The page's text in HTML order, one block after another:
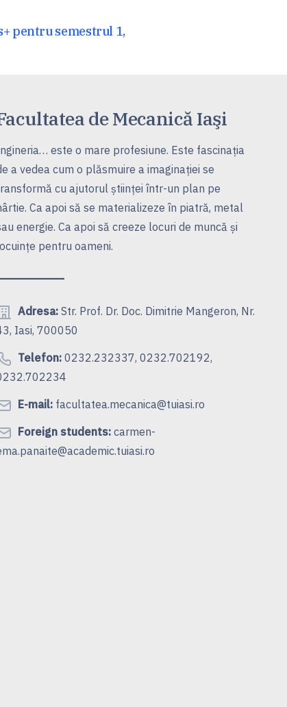
pentru semestrul 1,
de Mecanică Iaşi
este o mare profesiune. Este fascinaţia
a vedea cum o plăsmuire a imaginaţiei se
cu ajutorul ştiinţei într-un plan pe
Ca apoi să se materializeze în piatră, metal
energie. Ca apoi să creeze locuri de muncă şi
pentru oameni.
Adresa:Str. Prof. Dr. Doc. Dimitrie Mangeron, Nr.
Iasi, 700050
Telefon:0232.232337, 0232.702192,
E-mail:facultatea.mecanica@tuiasi.ro
Foreign students:carmen-